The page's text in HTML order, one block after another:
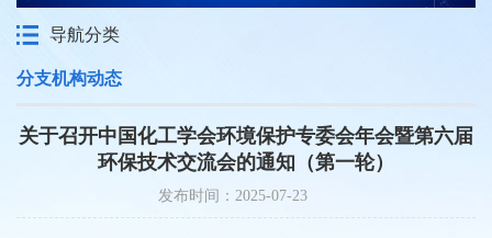
导航分类
分支机构动态
关于召开中国化工学会环境保护专委会年会暨第六届
环保技术交流会的通知（第一轮）
发布时间：2025-07-23